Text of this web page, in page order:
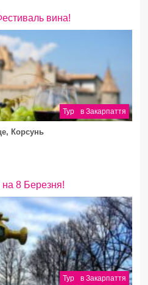
вина!
в Закарпаття
Тур
Корсунь
на 8 Березня!
в Закарпаття
Тур